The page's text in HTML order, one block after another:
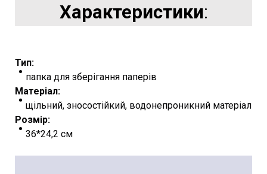
Характеристики:
Тип:
папка для зберігання паперів
Матеріал:
щільний, зносостійкий, водонепроникний матеріал
Розмір:
36*24,2 см